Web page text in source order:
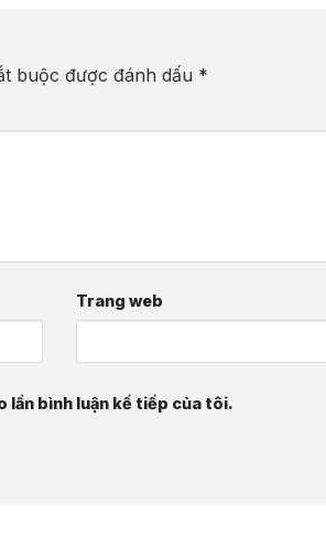
buộc được đánh dấu *
Trang web
bình luận kế tiếp của tôi.